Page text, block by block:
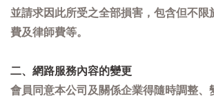
並請求因此所受之全部損害，包含但不限
費及律師費等。
二、網路服務內容的變更
會員同意本公司及關係企業得隨時調整、